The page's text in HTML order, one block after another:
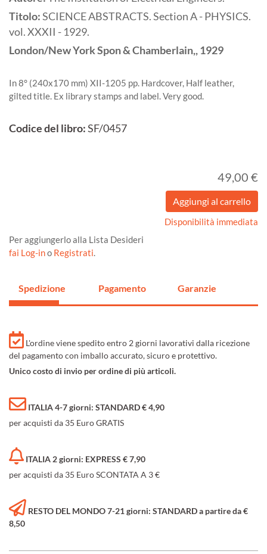
Titolo:SCIENCE ABSTRACTS. Section A - PHYSICS.
vol. XXXII - 1929.
London/New YorkSpon & Chamberlain,,1929
In 8° (240x170 mm) XII-1205 pp. Hardcover, Half leather,
gilted title. Ex library stamps and label. Very good.
Codice del libro:SF/0457
49,00 €
Disponibilità immediata
Per aggiungerlo alla Lista Desideri
fai Log-ino Registrati.
Spedizione Pagamento Garanzie
L'ordine viene spedito entro 2 giorni lavorativi dalla ricezione
del pagamento con imballo accurato, sicuro e protettivo.
Unico costo di invio per ordine di più articoli.
ITALIA 4-7 giorni: STANDARD € 4,90
per acquisti da 35 Euro GRATIS
ITALIA 2 giorni: EXPRESS € 7,90
per acquisti da 35 Euro SCONTATA A 3 €
RESTO DEL MONDO 7-21 giorni: STANDARD a partire da €
8,50